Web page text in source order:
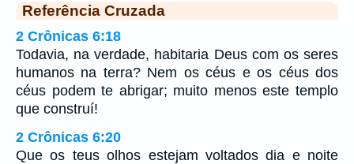
Referência Cruzada
2 Crônicas 6:18
Todavia, na verdade, habitaria Deus com os seres
humanos na terra? Nem os céus e os céus dos
céus podem te abrigar; muito menos este templo
que construí!
2 Crônicas 6:20
Que os teus olhos estejam voltados dia e noite